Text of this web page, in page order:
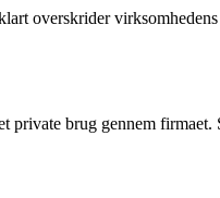
overskrider
private brug gennem